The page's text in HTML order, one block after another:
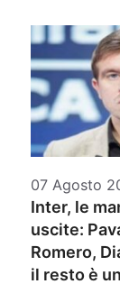
07 Agosto
Inter, le
uscite:
Romero,
il resto è